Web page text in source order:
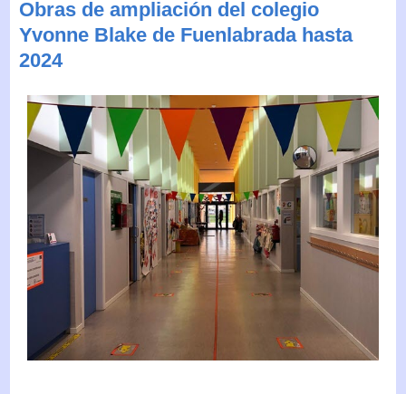
Obras de ampliación del colegio
Yvonne Blake de Fuenlabrada hasta
2024